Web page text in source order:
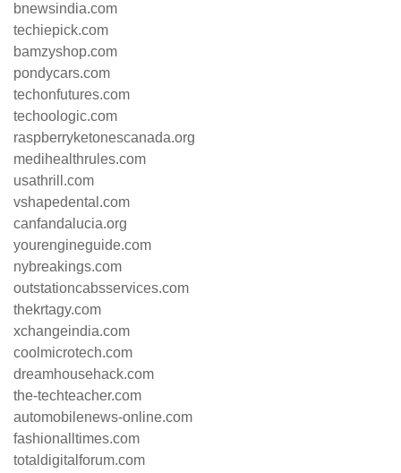
bnewsindia.com
techiepick.com
bamzyshop.com
pondycars.com
techonfutures.com
techoologic.com
raspberryketonescanada.org
medihealthrules.com
usathrill.com
vshapedental.com
canfandalucia.org
yourengineguide.com
nybreakings.com
outstationcabsservices.com
thekrtagy.com
xchangeindia.com
coolmicrotech.com
dreamhousehack.com
the-techteacher.com
automobilenews-online.com
fashionalltimes.com
totaldigitalforum.com